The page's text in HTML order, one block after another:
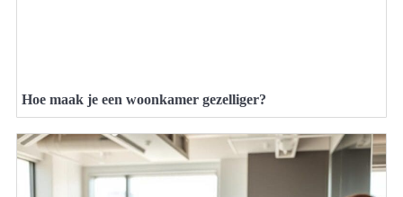
Hoe maak je een woonkamer gezelliger?